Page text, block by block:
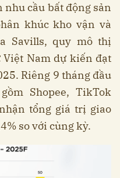
nhu cầu bất động sản
khúc kho vận và
Savills, quy mô thị
Nam dự kiến đạt
Riêng 9 tháng đầu
Shopee, TikTok
tổng giá trị giao
so với cùng kỳ.